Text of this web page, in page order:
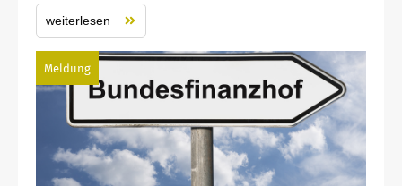
weiterlesen
Meldung